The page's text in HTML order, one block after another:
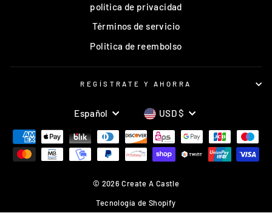
política de privacidad
Términos de servicio
Politica de reembolso
REGÍSTRATE Y AHORRA
IDIOMA
Español MONEDA
USD $
© 2026 Create A Castle
Tecnología de Shopify